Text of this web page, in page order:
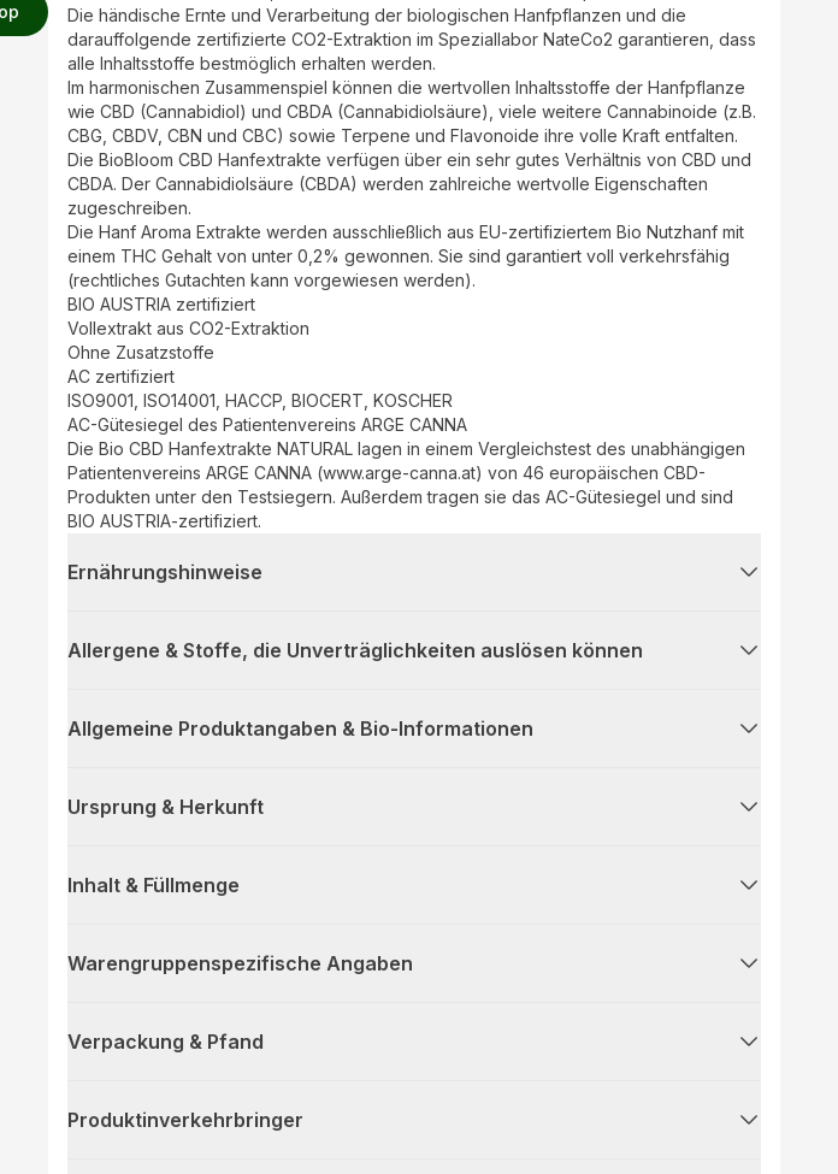
Die händische Ernte und Verarbeitung der biologischen Hanfpflanzen und die
darauffolgende zertifizierte CO2-Extraktion im Speziallabor NateCo2 garantieren, dass
alle Inhaltsstoffe bestmöglich erhalten werden.
Im harmonischen Zusammenspiel können die wertvollen Inhaltsstoffe der Hanfpflanze
wie CBD (Cannabidiol) und CBDA (Cannabidiolsäure), viele weitere Cannabinoide (z.B.
CBG, CBDV, CBN und CBC) sowie Terpene und Flavonoide ihre volle Kraft entfalten.
Die BioBloom CBD Hanfextrakte verfügen über ein sehr gutes Verhältnis von CBD und
CBDA. Der Cannabidiolsäure (CBDA) werden zahlreiche wertvolle Eigenschaften
zugeschreiben.
Die Hanf Aroma Extrakte werden ausschließlich aus EU-zertifiziertem Bio Nutzhanf mit
einem THC Gehalt von unter 0,2% gewonnen. Sie sind garantiert voll verkehrsfähig
(rechtliches Gutachten kann vorgewiesen werden).
BIO AUSTRIA zertifiziert
Vollextrakt aus CO2-Extraktion
Ohne Zusatzstoffe
AC zertifiziert
ISO9001, ISO14001, HACCP, BIOCERT, KOSCHER
AC-Gütesiegel des Patientenvereins ARGE CANNA
Die Bio CBD Hanfextrakte NATURAL lagen in einem Vergleichstest des unabhängigen
Patientenvereins ARGE CANNA (www.arge-canna.at) von 46 europäischen CBD-
Produkten unter den Testsiegern. Außerdem tragen sie das AC-Gütesiegel und sind
BIO AUSTRIA-zertifiziert.
Ernährungshinweise
Allergene & Stoffe, die Unverträglichkeiten auslösen können
Allgemeine Produktangaben & Bio-Informationen
Ursprung & Herkunft
Inhalt & Füllmenge
Warengruppenspezifische Angaben
Verpackung & Pfand
Produktinverkehrbringer